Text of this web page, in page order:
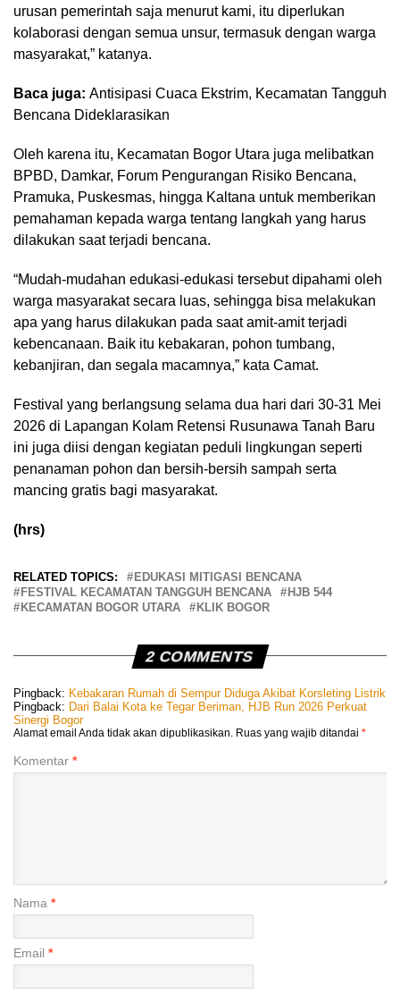
urusan pemerintah saja menurut kami, itu diperlukan
kolaborasi dengan semua unsur, termasuk dengan warga
masyarakat,” katanya.
Baca juga: Antisipasi Cuaca Ekstrim, Kecamatan Tangguh
Bencana Dideklarasikan
Oleh karena itu, Kecamatan Bogor Utara juga melibatkan
BPBD, Damkar, Forum Pengurangan Risiko Bencana,
Pramuka, Puskesmas, hingga Kaltana untuk memberikan
pemahaman kepada warga tentang langkah yang harus
dilakukan saat terjadi bencana.
“Mudah-mudahan edukasi-edukasi tersebut dipahami oleh
warga masyarakat secara luas, sehingga bisa melakukan
apa yang harus dilakukan pada saat amit-amit terjadi
kebencanaan. Baik itu kebakaran, pohon tumbang,
kebanjiran, dan segala macamnya,” kata Camat.
Festival yang berlangsung selama dua hari dari 30-31 Mei
2026 di Lapangan Kolam Retensi Rusunawa Tanah Baru
ini juga diisi dengan kegiatan peduli lingkungan seperti
penanaman pohon dan bersih-bersih sampah serta
mancing gratis bagi masyarakat.
(hrs)
RELATED TOPICS:
EDUKASI MITIGASI BENCANA
FESTIVAL KECAMATAN TANGGUH BENCANA
HJB 544
KECAMATAN BOGOR UTARA
KLIK BOGOR
2 COMMENTS
Pingback: Kebakaran Rumah di Sempur Diduga Akibat Korsleting Listrik
Pingback: Dari Balai Kota ke Tegar Beriman, HJB Run 2026 Perkuat
Sinergi Bogor
Alamat email Anda tidak akan dipublikasikan. Ruas yang wajib ditandai *
Komentar *
Nama *
Email *